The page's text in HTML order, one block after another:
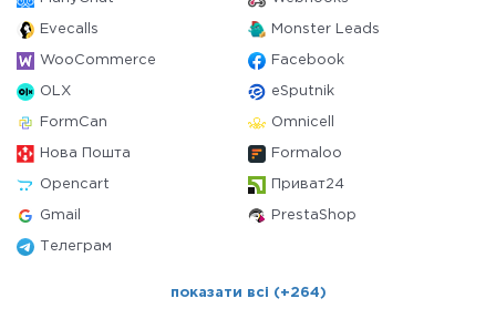
Evecalls Monster Leads
WooCommerce Facebook
OLX eSputnik
FormCan Omnicell
Нова Пошта Formaloo
Opencart Приват24
Gmail PrestaShop
Телеграм
показати всі (+264)